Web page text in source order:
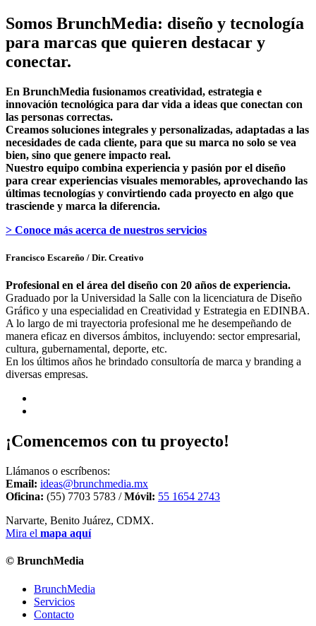
Somos BrunchMedia: diseño y tecnología
para marcas que quieren destacar y
conectar.
En BrunchMedia fusionamos creatividad, estrategia e
innovación tecnológica para dar vida a ideas que conectan con
las personas correctas.
Creamos soluciones integrales y personalizadas, adaptadas a las
necesidades de cada cliente, para que su marca no solo se vea
bien, sino que genere impacto real.
Nuestro equipo combina experiencia y pasión por el diseño
para crear experiencias visuales memorables, aprovechando las
últimas tecnologías y convirtiendo cada proyecto en algo que
trasciende y marca la diferencia.
> Conoce más acerca de nuestros servicios
Francisco Escareño / Dir. Creativo
Profesional en el área del diseño con 20 años de experiencia.
Graduado por la Universidad la Salle con la licenciatura de Diseño
Gráfico y una especialidad en Creatividad y Estrategia en EDINBA.
A lo largo de mi trayectoria profesional me he desempeñando de
manera eficaz en diversos ámbitos, incluyendo: sector empresarial,
cultura, gubernamental, deporte, etc.
En los últimos años he brindado consultoría de marca y branding a
diversas empresas.
¡Comencemos con tu proyecto!
Llámanos o escríbenos:
Email: ideas@brunchmedia.mx
Oficina: (55) 7703 5783 /Móvil: 55 1654 2743
Narvarte, Benito Juárez, CDMX.
Mira el mapa aquí
© BrunchMedia
BrunchMedia
Servicios
Contacto